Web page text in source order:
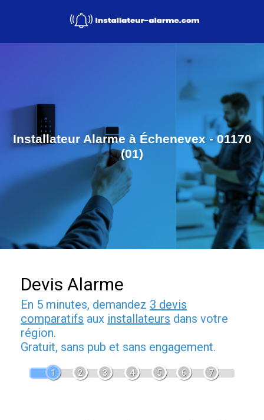
Installateur Alarme à Échenevex - 01170
(01)
Devis Alarme
En 5 minutes, demandez 3 devis
comparatifs aux installateurs dans votre
région.
Gratuit, sans pub et sans engagement.
1 2 3 4 5 6 7